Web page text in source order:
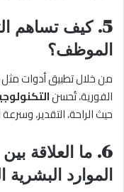
5. كيف تساهم
الموظف؟
من خلال تطبيق أدوات مثل
الفورية، تُحسن
حيث الراحة، التقدير،
6. ما العلاقة
الموارد البشرية